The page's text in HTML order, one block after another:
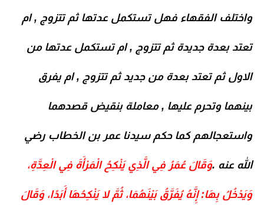
واختلف الفقهاء فهل تستكمل عدتها ثم تتزوج , ام
تعتد بعدة جديدة ثم تتزوج , ام تستكمل عدتها من
الاول ثم تعتد بعدة من جديد ثم تتزوج , ام يفرق
بينهما وتحرم عليها , معاملة بنقيض قصدهما
واستعجالهم كما حكم سيدنا عمر بن الخطاب رضي
الله عنه .وَقَالَ عُمَرُ فِي الَّذِي يَنْكِحُ الْمَرْأَةَ فِي ‌الْعِدَّةِ،
وَيَدْخُلُ بِهَا: إِنَّهُ يُفَرَّقُ بَيْنَهُمَا، ثُمَّ لا يَنْكِحُهَا أَبَدًا، وَقَالَ